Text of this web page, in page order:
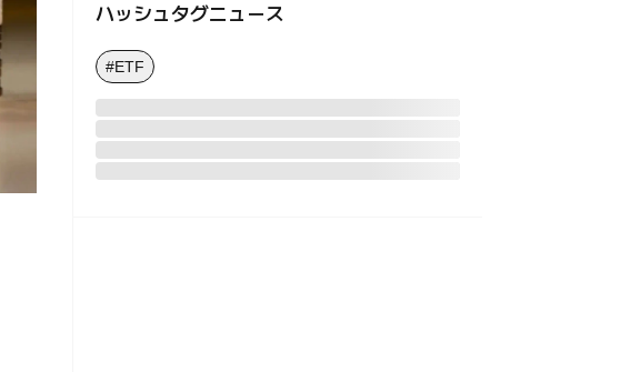
ハッシュタグニュース
#ETF